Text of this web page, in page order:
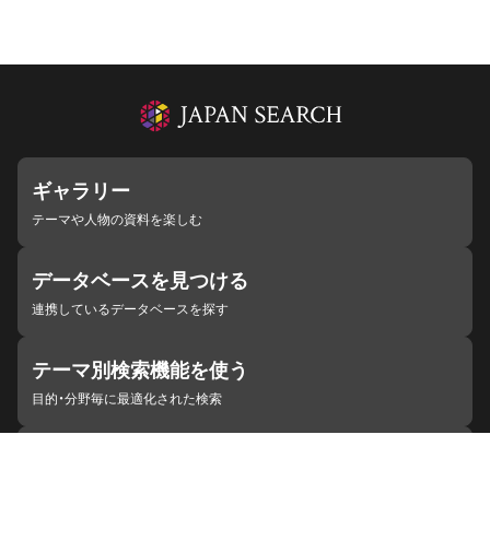
ギャラリー
テーマや人物の資料を楽しむ
データベースを見つける
連携しているデータベースを探す
テーマ別検索機能を使う
目的・分野毎に最適化された検索